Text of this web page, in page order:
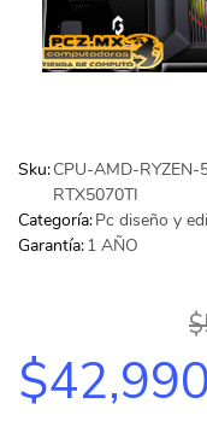
Contacto
IMPRESORA
Sku:CPU-AMD-
RTX5070TI
Categoría:Pc diseño y
Garantía:1 AÑO